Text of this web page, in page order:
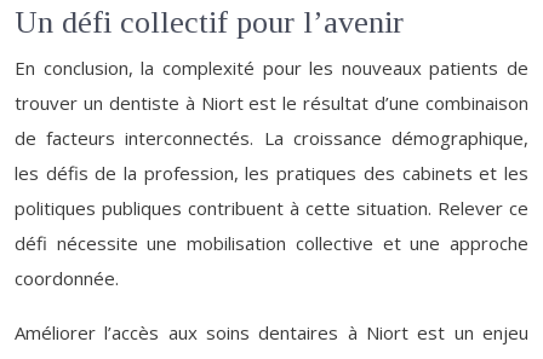
Un défi collectif pour l’avenir
En conclusion, la complexité pour les nouveaux patients de
trouver un dentiste à Niort est le résultat d’une combinaison
de facteurs interconnectés. La croissance démographique,
les défis de la profession, les pratiques des cabinets et les
politiques publiques contribuent à cette situation. Relever ce
défi nécessite une mobilisation collective et une approche
coordonnée.
Améliorer l’accès aux soins dentaires à Niort est un enjeu